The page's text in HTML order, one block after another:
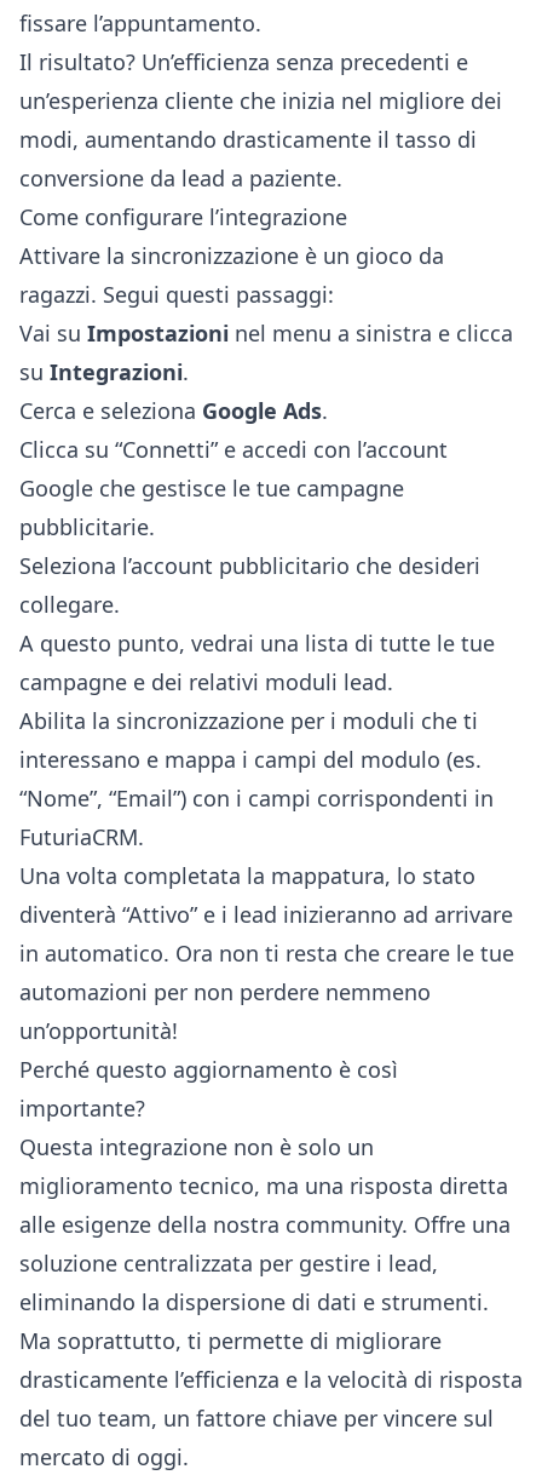
fissare l’appuntamento.
Il risultato? Un’efficienza senza precedenti e
un’esperienza cliente che inizia nel migliore dei
modi, aumentando drasticamente il tasso di
conversione da lead a paziente.
Come configurare l’integrazione
Attivare la sincronizzazione è un gioco da
ragazzi. Segui questi passaggi:
Vai su Impostazioni nel menu a sinistra e clicca
su Integrazioni.
Cerca e seleziona Google Ads.
Clicca su “Connetti” e accedi con l’account
Google che gestisce le tue campagne
pubblicitarie.
Seleziona l’account pubblicitario che desideri
collegare.
A questo punto, vedrai una lista di tutte le tue
campagne e dei relativi moduli lead.
Abilita la sincronizzazione per i moduli che ti
interessano e mappa i campi del modulo (es.
“Nome”, “Email”) con i campi corrispondenti in
FuturiaCRM.
Una volta completata la mappatura, lo stato
diventerà “Attivo” e i lead inizieranno ad arrivare
in automatico. Ora non ti resta che creare le tue
automazioni per non perdere nemmeno
un’opportunità!
Perché questo aggiornamento è così
importante?
Questa integrazione non è solo un
miglioramento tecnico, ma una risposta diretta
alle esigenze della nostra community. Offre una
soluzione centralizzata per gestire i lead,
eliminando la dispersione di dati e strumenti.
Ma soprattutto, ti permette di migliorare
drasticamente l’efficienza e la velocità di risposta
del tuo team, un fattore chiave per vincere sul
mercato di oggi.